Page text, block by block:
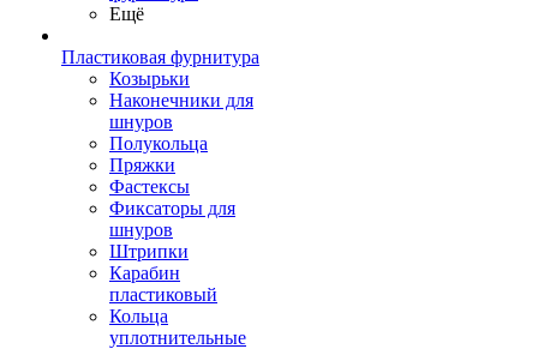
Ещё
Пластиковая фурнитура
Козырьки
Наконечники для
шнуров
Полукольца
Пряжки
Фастексы
Фиксаторы для
шнуров
Штрипки
Карабин
пластиковый
Кольца
уплотнительные